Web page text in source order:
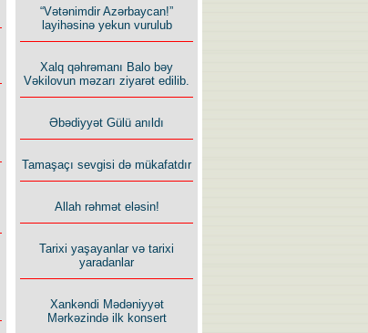
“Vətənimdir Azərbaycan!”
layihəsinə yekun vurulub
Xalq qəhrəmanı Balo bəy
Vəkilovun məzarı ziyarət edilib.
Əbədiyyət Gülü anıldı
Tamaşaçı sevgisi də mükafatdır
Allah rəhmət eləsin!
Tarixi yaşayanlar və tarixi
yaradanlar
Xankəndi Mədəniyyət
Mərkəzində ilk konsert